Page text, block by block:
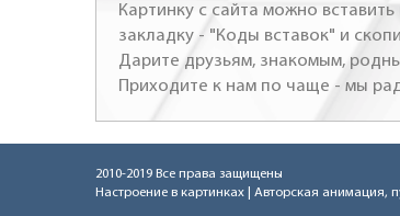
Картинку с сайта можно
закладку - "Коды вставок" и
Дарите друзьям, знакомым,
Приходите к нам по чаще - мы
2010-2019 Все права защищены
Настроение в картинках | Авторская анимация,